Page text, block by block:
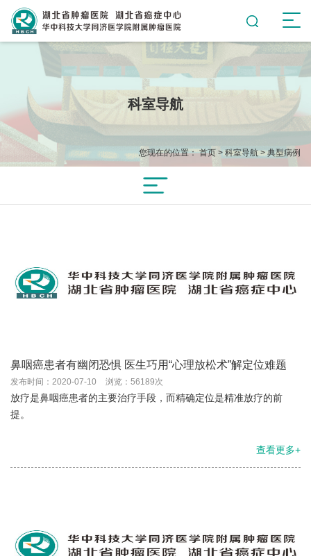
科室导航
您现在的位置： 首页 >科室导航>典型病例
鼻咽癌患者有幽闭恐惧 医生巧用“心理放松术”解定位难题
发布时间：2020-07-10 浏览：56189次
放疗是鼻咽癌患者的主要治疗手段，而精确定位是精准放疗的前
提。
查看更多+